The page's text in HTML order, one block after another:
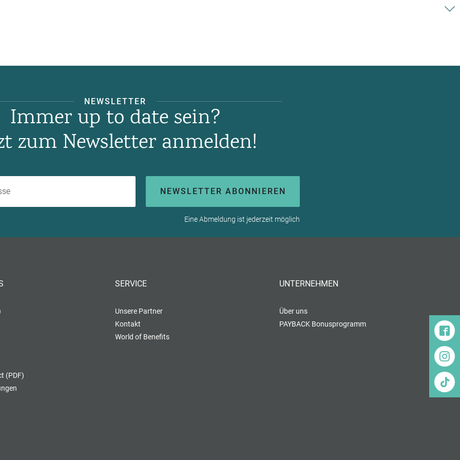
NEWSLETTER
Immer up to date sein?
zum Newsletter anmelden!
Ihre E-Mail-Adresse
NEWSLETTER ABONNIEREN
Eine Abmeldung ist jederzeit möglich
(PDF)
SERVICE
Unsere Partner
Kontakt
World of Benefits
UNTERNEHMEN
Über uns
PAYBACK Bonusprogramm